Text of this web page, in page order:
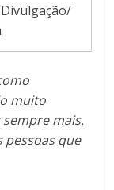
muito
mais.
pessoas que